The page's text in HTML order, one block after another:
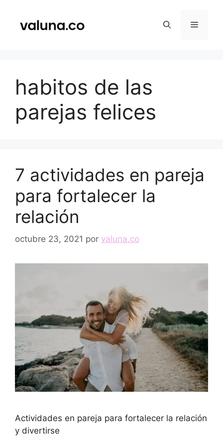
contenido
Menú
habitos de las
parejas felices
7 actividades en pareja
para fortalecer la
relación
octubre 23, 2021 por valuna.co
Actividades en pareja para fortalecer la relación
y divertirse